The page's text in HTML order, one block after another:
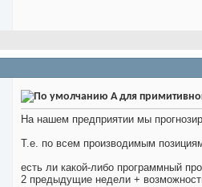
А для
На нашем предприятии мы
Т.е. по всем производимым
есть ли какой-либо программный
2 предыдущие недели +